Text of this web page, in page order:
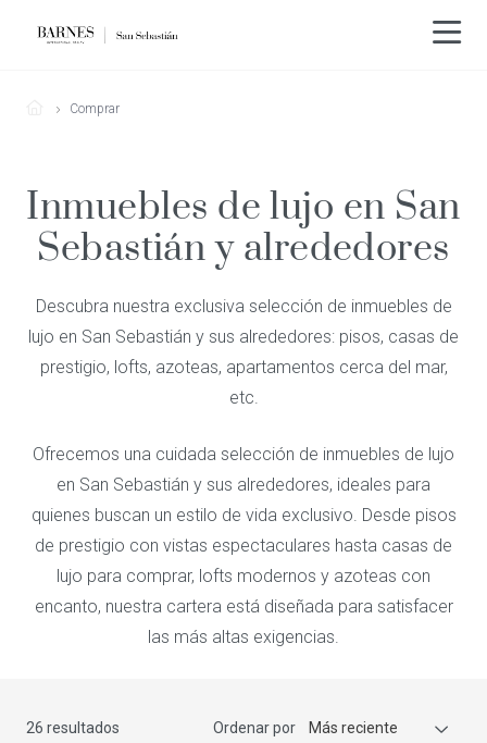
Comprar
Inmuebles de lujo en San
Sebastián y alrededores
Descubra nuestra exclusiva selección de inmuebles de
lujo en San Sebastián y sus alrededores: pisos, casas de
prestigio, lofts, azoteas, apartamentos cerca del mar,
etc.
Ofrecemos una cuidada selección de inmuebles de lujo
en San Sebastián y sus alrededores, ideales para
quienes buscan un estilo de vida exclusivo. Desde pisos
de prestigio con vistas espectaculares hasta casas de
lujo para comprar, lofts modernos y azoteas con
encanto, nuestra cartera está diseñada para satisfacer
las más altas exigencias.
26 resultados Ordenar por Más reciente